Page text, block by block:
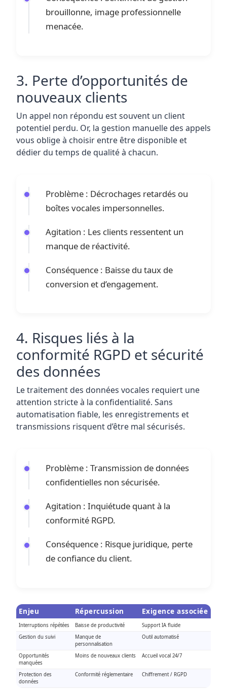
brouillonne, image professionnelle
menacée.
3. Perte d’opportunités de
nouveaux clients
Un appel non répondu est souvent un client
potentiel perdu. Or, la gestion manuelle des appels
vous oblige à choisir entre être disponible et
dédier du temps de qualité à chacun.
Problème : Décrochages retardés ou
boîtes vocales impersonnelles.
Agitation : Les clients ressentent un
manque de réactivité.
Conséquence : Baisse du taux de
conversion et d’engagement.
4. Risques liés à la
conformité RGPD et sécurité
des données
Le traitement des données vocales requiert une
attention stricte à la confidentialité. Sans
automatisation fiable, les enregistrements et
transmissions risquent d’être mal sécurisés.
Problème : Transmission de données
confidentielles non sécurisée.
Agitation : Inquiétude quant à la
conformité RGPD.
Conséquence : Risque juridique, perte
de confiance du client.
Enjeu Répercussion Exigence associée
Interruptions répétées Baisse de productivité
Support IA fluide
Gestion du suivi
Manque de
personnalisation
Outil automatisé
Opportunités
manquées
Moins de nouveaux clients Accueil vocal 24/7
Protection des
données
Conformité réglementaire Chiffrement / RGPD